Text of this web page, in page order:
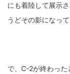
にも着陸して展示
うどその影になっ
で、C-2が終わった